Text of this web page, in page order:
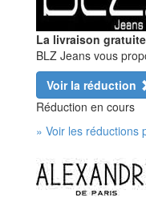
La livraison
BLZ Jeans vous
Voir la réduction
Réduction en cours
» Voir les réductions